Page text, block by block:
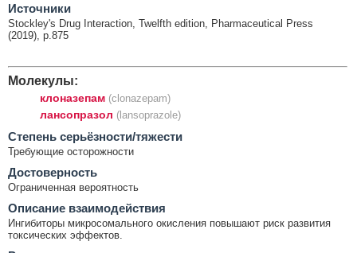
Источники
Stockley's Drug Interaction, Twelfth edition, Pharmaceutical Press
(2019), p.875
Молекулы:
клоназепам (clonazepam)
лансопразол (lansoprazole)
Cтепень серьёзности/тяжести
Требующие осторожности
Достоверность
Ограниченная вероятность
Описание взаимодействия
Ингибиторы микросомального окисления повышают риск развития
токсических эффектов.